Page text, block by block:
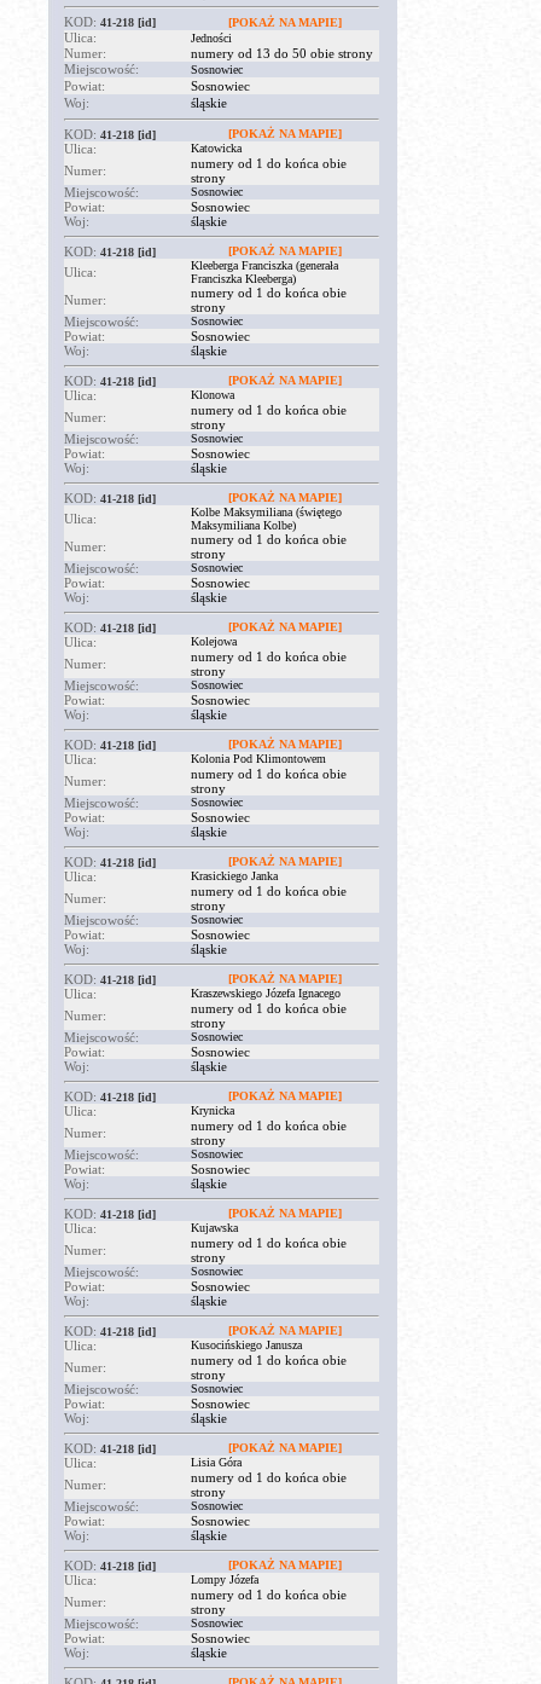
KOD: 41-218 [id] [POKAŻ NA MAPIE]
Ulica: Jedności
Numer:
numery od 13 do 50 obie strony
Miejscowość:
Sosnowiec
Powiat:
Sosnowiec
Woj:
śląskie
KOD: 41-218 [id] [POKAŻ NA MAPIE]
Ulica: Katowicka
Numer:
numery od 1 do końca obie
strony
Miejscowość:
Sosnowiec
Powiat:
Sosnowiec
Woj:
śląskie
KOD: 41-218 [id] [POKAŻ NA MAPIE]
Ulica:
Kleeberga Franciszka (generała
Franciszka Kleeberga)
Numer:
numery od 1 do końca obie
strony
Miejscowość:
Sosnowiec
Powiat:
Sosnowiec
Woj:
śląskie
KOD: 41-218 [id] [POKAŻ NA MAPIE]
Ulica: Klonowa
Numer:
numery od 1 do końca obie
strony
Miejscowość:
Sosnowiec
Powiat:
Sosnowiec
Woj:
śląskie
KOD: 41-218 [id] [POKAŻ NA MAPIE]
Ulica:
Kolbe Maksymiliana (świętego
Maksymiliana Kolbe)
Numer:
numery od 1 do końca obie
strony
Miejscowość:
Sosnowiec
Powiat:
Sosnowiec
Woj:
śląskie
KOD: 41-218 [id] [POKAŻ NA MAPIE]
Ulica: Kolejowa
Numer:
numery od 1 do końca obie
strony
Miejscowość:
Sosnowiec
Powiat:
Sosnowiec
Woj:
śląskie
KOD: 41-218 [id] [POKAŻ NA MAPIE]
Ulica: Kolonia Pod Klimontowem
Numer:
numery od 1 do końca obie
strony
Miejscowość:
Sosnowiec
Powiat:
Sosnowiec
Woj:
śląskie
KOD: 41-218 [id] [POKAŻ NA MAPIE]
Ulica: Krasickiego Janka
Numer:
numery od 1 do końca obie
strony
Miejscowość:
Sosnowiec
Powiat:
Sosnowiec
Woj:
śląskie
KOD: 41-218 [id] [POKAŻ NA MAPIE]
Ulica: Kraszewskiego Józefa Ignacego
Numer:
numery od 1 do końca obie
strony
Miejscowość:
Sosnowiec
Powiat:
Sosnowiec
Woj:
śląskie
KOD: 41-218 [id] [POKAŻ NA MAPIE]
Ulica: Krynicka
Numer:
numery od 1 do końca obie
strony
Miejscowość:
Sosnowiec
Powiat:
Sosnowiec
Woj:
śląskie
KOD: 41-218 [id] [POKAŻ NA MAPIE]
Ulica: Kujawska
Numer:
numery od 1 do końca obie
strony
Miejscowość:
Sosnowiec
Powiat:
Sosnowiec
Woj:
śląskie
KOD: 41-218 [id] [POKAŻ NA MAPIE]
Ulica: Kusocińskiego Janusza
Numer:
numery od 1 do końca obie
strony
Miejscowość:
Sosnowiec
Powiat:
Sosnowiec
Woj:
śląskie
KOD: 41-218 [id] [POKAŻ NA MAPIE]
Ulica: Lisia Góra
Numer:
numery od 1 do końca obie
strony
Miejscowość:
Sosnowiec
Powiat:
Sosnowiec
Woj:
śląskie
KOD: 41-218 [id] [POKAŻ NA MAPIE]
Ulica: Lompy Józefa
Numer:
numery od 1 do końca obie
strony
Miejscowość:
Sosnowiec
Powiat:
Sosnowiec
Woj:
śląskie